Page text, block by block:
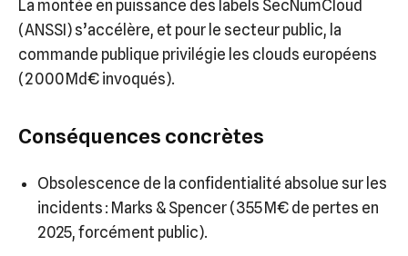
La montée en puissance des labels SecNumCloud
(ANSSI) s’accélère, et pour le secteur public, la
commande publique privilégie les clouds européens
(2 000 Md€ invoqués).
Conséquences concrètes
Obsolescence de la confidentialité absolue sur les
incidents : Marks & Spencer (355 M€ de pertes en
2025, forcément public).